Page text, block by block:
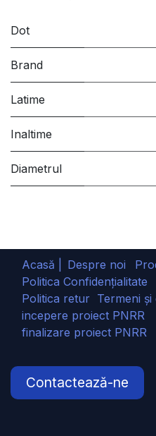
Dot
Brand
Latime
Inaltime
Diametrul
Acasă | Despre noi
Politica Confidențialitate
Politica retur Termeni și
incepere proiect PNRR
finalizare proiect PNRR
Contactează-ne